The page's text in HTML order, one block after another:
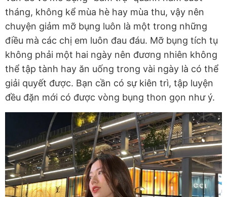
tháng, không kể mùa hè hay mùa thu, vậy nên
chuyện giảm mỡ bụng luôn là một trong những
điều mà các chị em luôn đau đáu. Mỡ bụng tích tụ
không phải một hai ngày nên đương nhiên không
thể tập tành hay ăn uống trong vài ngày là có thể
giải quyết được. Bạn cần có sự kiên trì, tập luyện
đều đặn mới có được vòng bụng thon gọn như ý.